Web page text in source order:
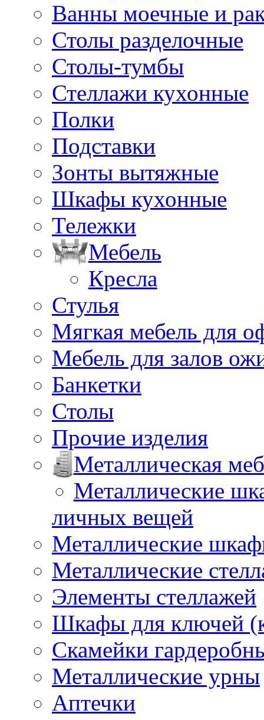
Ванны моечные и
Столы разделочные
Столы-тумбы
Стеллажи кухонные
Полки
Подставки
Зонты вытяжные
Шкафы кухонные
Тележки
Мебель
Кресла
Стулья
Мягкая мебель для
Мебель для залов
Банкетки
Столы
Прочие изделия
Металлическая
Металлические
личных вещей
Металлические
Металлические
Элементы стеллажей
Шкафы для ключей
Скамейки
Металлические урны
Аптечки